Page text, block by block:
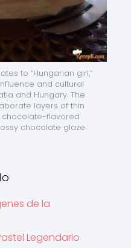
to “Hungarian girl,”
and cultural
and Hungary. The
layers of thin
chocolate-flavored
chocolate glaze.
de la
Legendario